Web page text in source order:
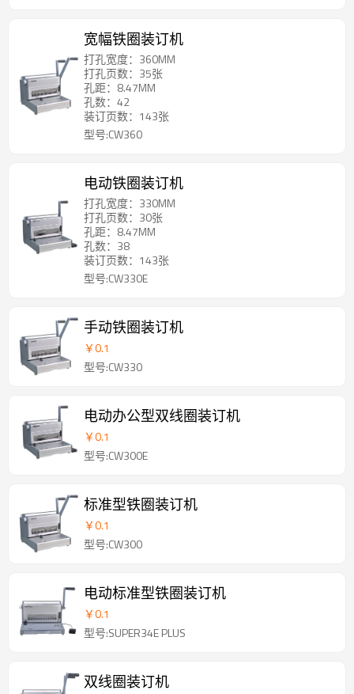
宽幅铁圈装订机
打孔宽度：360MM
打孔页数：35张
孔距：8.47MM
孔数：42
装订页数：143张
型号:CW360
电动铁圈装订机
打孔宽度：330MM
打孔页数：30张
孔距：8.47MM
孔数：38
装订页数：143张
型号:CW330E
手动铁圈装订机
￥0.1
型号:CW330
电动办公型双线圈装订机
￥0.1
型号:CW300E
标准型铁圈装订机
￥0.1
型号:CW300
电动标准型铁圈装订机
￥0.1
型号:SUPER34E PLUS
双线圈装订机